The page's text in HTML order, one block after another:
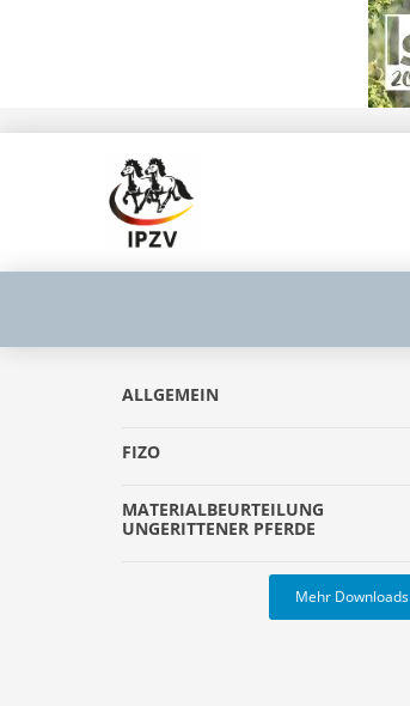
ALLGEMEIN
FIZO
MATERIALBEURTEILUNG
UNGERITTENER PFERDE
Mehr Downloads